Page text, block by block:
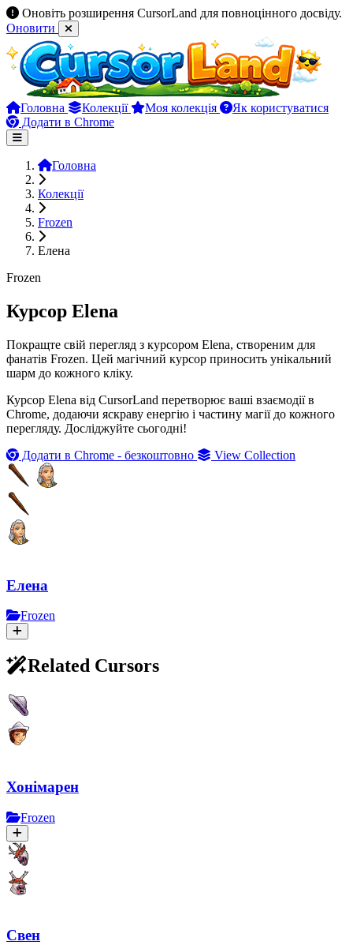
Оновіть розширення CursorLand для повноцінного досвіду.
Оновити
Головна Колекції Моя колекція
Як користуватися
Додати в Chrome
Головна
Колекції
Frozen
Елена
Frozen
Курсор Elena
Покращте свій перегляд з курсором Elena, створеним для
фанатів Frozen. Цей магічний курсор приносить унікальний
шарм до кожного кліку.
Курсор Elena від CursorLand перетворює ваші взаємодії в
Chrome, додаючи яскраву енергію і частину магії до кожного
перегляду. Досліджуйте сьогодні!
Додати в Chrome - безкоштовно
View Collection
Елена
Frozen
Related Cursors
Хонімарен
Frozen
Свен